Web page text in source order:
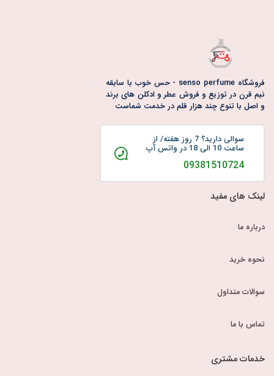
فروشگاه senso perfume - حس خوب با سابقه
نیم قرن در توزیع و فروش عطر و ادکلن های برند
و اصل با تنوع چند هزار قلم در خدمت شماست
سوالی دارید؟ 7 روز هفته/ از
ساعت 10 الی 18 در واتس آپ
09381510724
لینک های مفید
درباره ما
نحوه خرید
سوالات متداول
تماس با ما
خدمات مشتری